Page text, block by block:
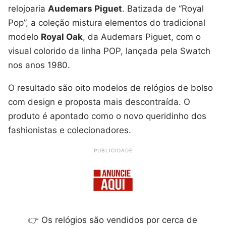
relojoaria Audemars Piguet. Batizada de “Royal
Pop”, a coleção mistura elementos do tradicional
modelo Royal Oak, da Audemars Piguet, com o
visual colorido da linha POP, lançada pela Swatch
nos anos 1980.
O resultado são oito modelos de relógios de bolso
com design e proposta mais descontraída. O
produto é apontado como o novo queridinho dos
fashionistas e colecionadores.
PUBLICIDADE
👉 Os relógios são vendidos por cerca de